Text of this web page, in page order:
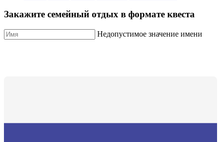
Закажите семейный отдых в формате квеста
Недопустимое значение имени